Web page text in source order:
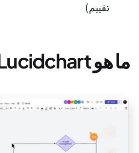
تقييم)
ما هو Lucidchart؟